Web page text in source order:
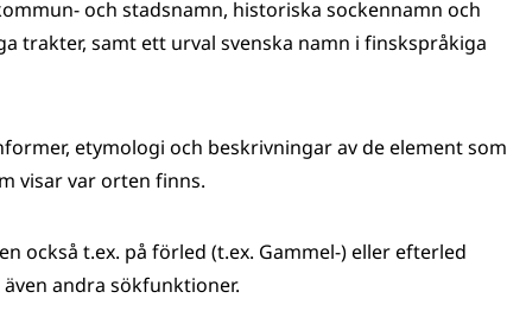
och stadsnamn, historiska sockennamn och
trakter, samt ett urval svenska namn i finskspråkiga
etymologi och beskrivningar av de element som
visar var orten finns.
också t.ex. på förled (t.ex. Gammel-) eller efterled
andra sökfunktioner.